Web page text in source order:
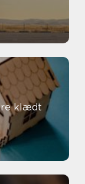
klædt